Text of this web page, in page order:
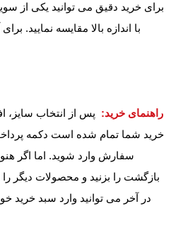
برای خرید دقیق می توانید یکی از
با اندازه بالا مقایسه نمایید.
راهنمای خرید: پس از انتخاب سایز،
خرید شما تمام شده است دکمه پرداخت
سفارش وارد شوید. اما اگر
بازگشت را بزنید و محصولات دیگر
در آخر می توانید وارد سبد خرید